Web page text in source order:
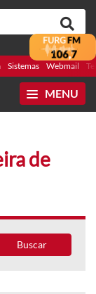
Sistemas Webmail
MENU
de
Buscar